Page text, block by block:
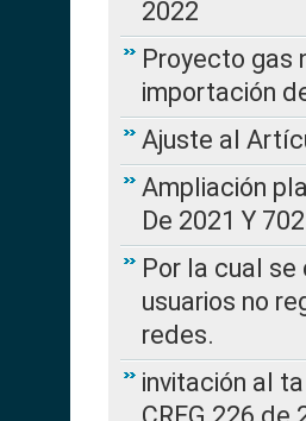
2022
Proyecto gas
importación
Ajuste al
Ampliación
De 2021 Y
Por la cual
usuarios no
redes.
invitación al